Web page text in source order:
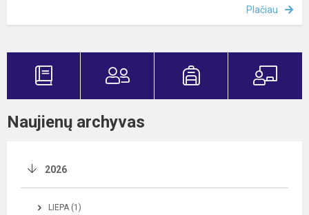
Plačiau
Naujienų archyvas
2026
LIEPA (1)